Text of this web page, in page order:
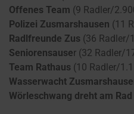
Offenes Team (9 Radler/
Polizei Zusmarshausen (11
Radlfreunde Zus (36 Radler/
Seniorensauser (32 Radler/
Team Rathaus (10 Radler/
Wasserwacht
Wörleschwang dreht am Rad